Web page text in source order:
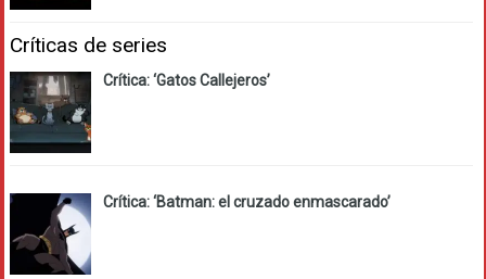
Críticas de series
Crítica: ‘Gatos Callejeros’
Crítica: ‘Batman: el cruzado enmascarado’